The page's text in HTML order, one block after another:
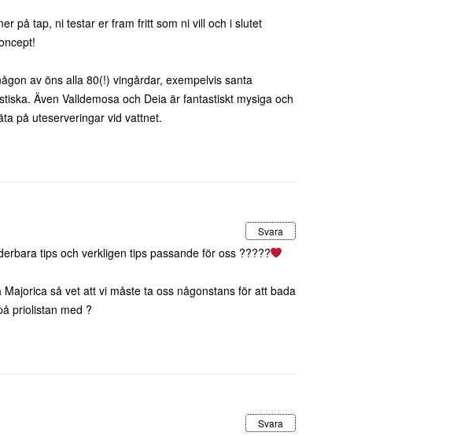
på tap, ni testar er fram fritt som ni vill och i slutet
av öns alla 80(!) vingårdar, exempelvis santa
Även Valldemosa och Deia är fantastiskt mysiga och
på uteserveringar vid vattnet.
Svara
tips och verkligen tips passande för oss ?????
så vet att vi måste ta oss någonstans för att bada
priolistan med ?
Svara